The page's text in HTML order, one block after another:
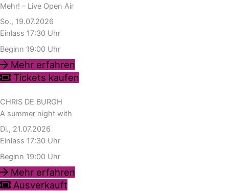
Mehr! – Live Open Air
So., 19.07.2026
Einlass 17:30 Uhr
Beginn 19:00 Uhr
Mehr erfahren
Tickets kaufen
CHRIS DE BURGH
A summer night with
Di., 21.07.2026
Einlass 17:30 Uhr
Beginn 19:00 Uhr
Mehr erfahren
Ausverkauft